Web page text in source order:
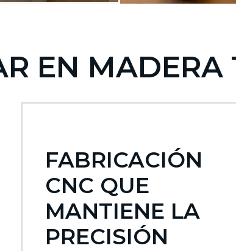
EN MADERA
FABRICACIÓN
CNC QUE
MANTIENE LA
PRECISIÓN